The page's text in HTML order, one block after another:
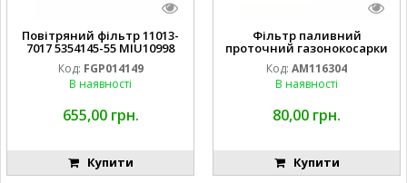
Повітряний фільтр 11013-
7017 5354145-55 MIU10998
FGP014149
Код: FGP014149
В наявності
655,00 грн.
Купити
Фільтр паливний
проточний газонокосарки
JOHN DEERE AM116304
GY20709
Код: AM116304
В наявності
80,00 грн.
Купити